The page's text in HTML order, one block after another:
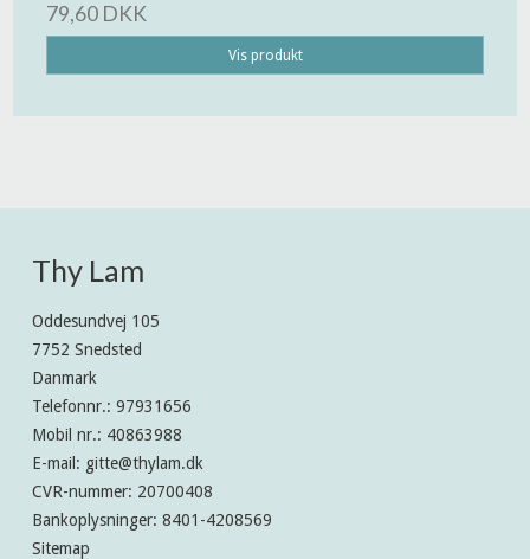
79,60 DKK
Vis produkt
Thy Lam
Oddesundvej 105
7752 Snedsted
Danmark
Telefonnr.: 97931656
Mobil nr.: 40863988
E-mail : gitte@thylam.dk
CVR-nummer: 20700408
Bankoplysninger: 8401-4208569
Sitemap